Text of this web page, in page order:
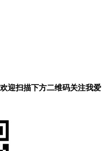
迎扫描下方二维码关注我爱